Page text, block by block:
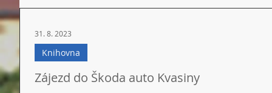
Zájezd do Škoda auto Kvasiny
Knihovna
31. 8. 2023